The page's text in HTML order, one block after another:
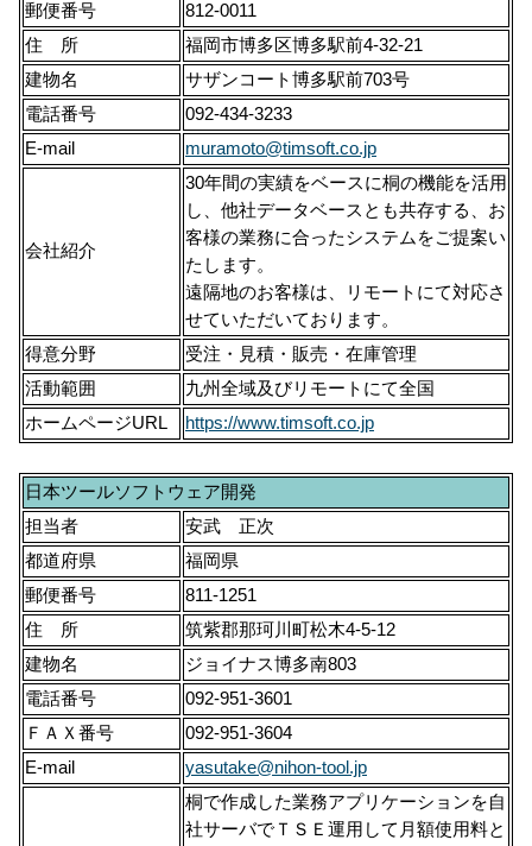
郵便番号
812-0011
住 所
福岡市博多区博多駅前4-32-21
建物名
サザンコート博多駅前703号
電話番号
092-434-3233
E-mail
muramoto@timsoft.co.jp
会社紹介
30年間の実績をベースに桐の機能を活用
し、他社データベースとも共存する、お
客様の業務に合ったシステムをご提案い
たします。
遠隔地のお客様は、リモートにて対応さ
せていただいております。
得意分野
受注・見積・販売・在庫管理
活動範囲
九州全域及びリモートにて全国
ホームページURL
https://www.timsoft.co.jp
日本ツールソフトウェア開発
担当者
安武 正次
都道府県
福岡県
郵便番号
811-1251
住 所
筑紫郡那珂川町松木4-5-12
建物名
ジョイナス博多南803
電話番号
092-951-3601
ＦＡＸ番号
092-951-3604
E-mail
yasutake@nihon-tool.jp
桐で作成した業務アプリケーションを自
社サーバでＴＳＥ運用して月額使用料と